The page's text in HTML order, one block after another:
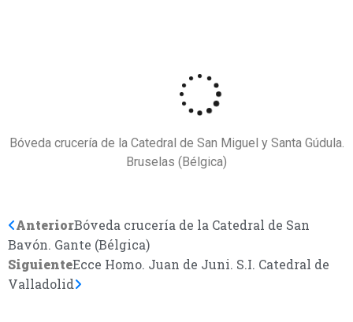
Bóveda crucería de la Catedral de San Miguel y Santa Gúdula.
Bruselas (Bélgica)
AnteriorBóveda crucería de la Catedral de San
Bavón. Gante (Bélgica)
SiguienteEcce Homo. Juan de Juni. S.I. Catedral de
Valladolid